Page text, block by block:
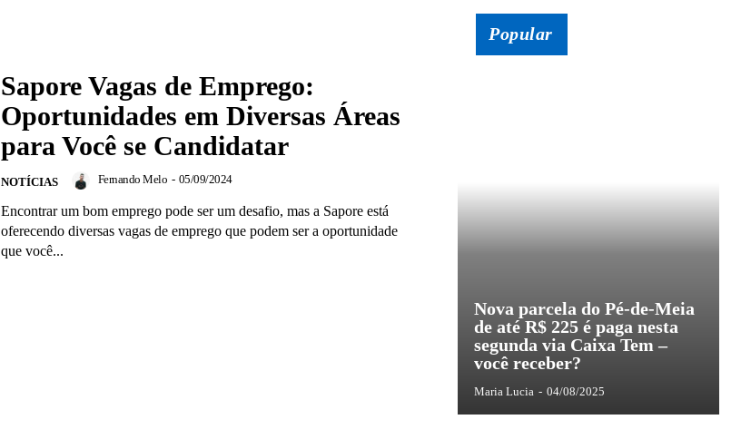
Sapore Vagas de Emprego:
Oportunidades em Diversas Áreas
para Você se Candidatar
NOTÍCIAS Fernando Melo - 05/09/2024
Encontrar um bom emprego pode ser um desafio, mas a Sapore está
oferecendo diversas vagas de emprego que podem ser a oportunidade
que você...
Popular
Nova parcela do Pé-de-Meia
de até R$ 225 é paga nesta
segunda via Caixa Tem –
você receber?
Maria Lucia - 04/08/2025